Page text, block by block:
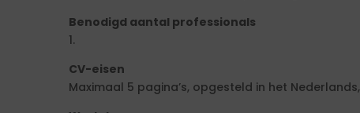
Benodigd aantal professionals
1.
CV-eisen
Maximaal 5 pagina’s, opgesteld in het